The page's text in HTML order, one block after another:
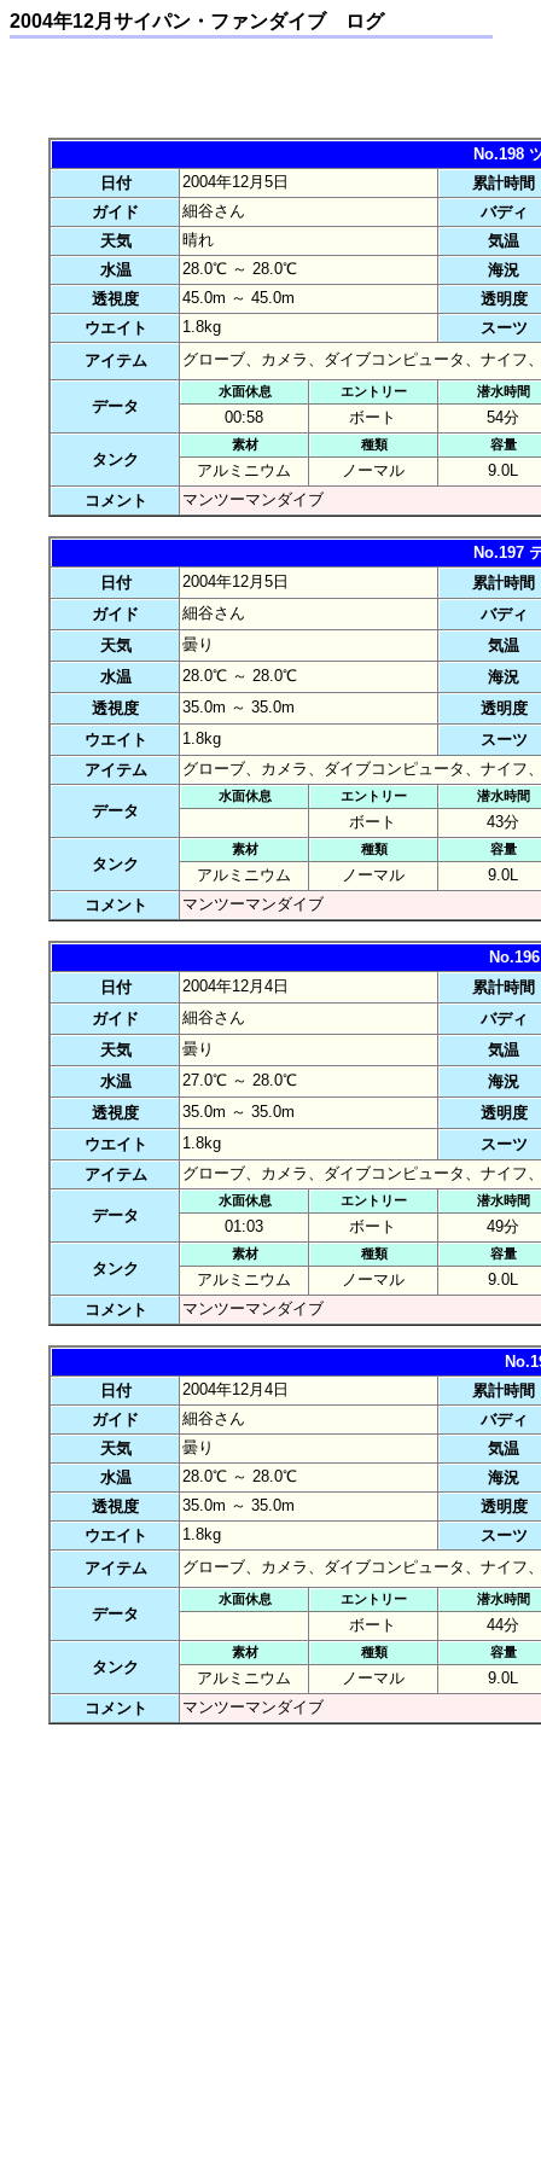
2004年12月サイパン・ファンダイブ ログ
No.198
日付
2004年12月5日
累計時間
ガイド
細谷さん
バディ
天気
晴れ
気温
水温
28.0℃ ～ 28.0℃
海況
透視度
45.0m ～ 45.0m
透明度
ウエイト
1.8kg
スーツ
アイテム
グローブ、カメラ、ダイブコンピュータ、ナイフ
データ
水面休息 エントリー 潜水時間
00:58 ボート 54分
タンク
素材 種類 容量
アルミニウム ノーマル
9.0L
コメント
マンツーマンダイブ
No.197
日付
2004年12月5日
累計時間
ガイド
細谷さん
バディ
天気
曇り
気温
水温
28.0℃ ～ 28.0℃
海況
透視度
35.0m ～ 35.0m
透明度
ウエイト
1.8kg
スーツ
アイテム
グローブ、カメラ、ダイブコンピュータ、ナイフ
データ
水面休息 エントリー 潜水時間
ボート 43分
タンク
素材 種類 容量
アルミニウム ノーマル
9.0L
コメント
マンツーマンダイブ
日付
2004年12月4日
累計時間
ガイド
細谷さん
バディ
天気
曇り
気温
水温
27.0℃ ～ 28.0℃
海況
透視度
35.0m ～ 35.0m
透明度
ウエイト
1.8kg
スーツ
アイテム
グローブ、カメラ、ダイブコンピュータ、ナイフ
データ
水面休息 エントリー 潜水時間
01:03 ボート 49分
タンク
素材 種類 容量
アルミニウム ノーマル
9.0L
コメント
マンツーマンダイブ
日付
2004年12月4日
累計時間
ガイド
細谷さん
バディ
天気
曇り
気温
水温
28.0℃ ～ 28.0℃
海況
透視度
35.0m ～ 35.0m
透明度
ウエイト
1.8kg
スーツ
アイテム
グローブ、カメラ、ダイブコンピュータ、ナイフ
データ
水面休息 エントリー 潜水時間
ボート 44分
タンク
素材 種類 容量
アルミニウム ノーマル
9.0L
コメント
マンツーマンダイブ